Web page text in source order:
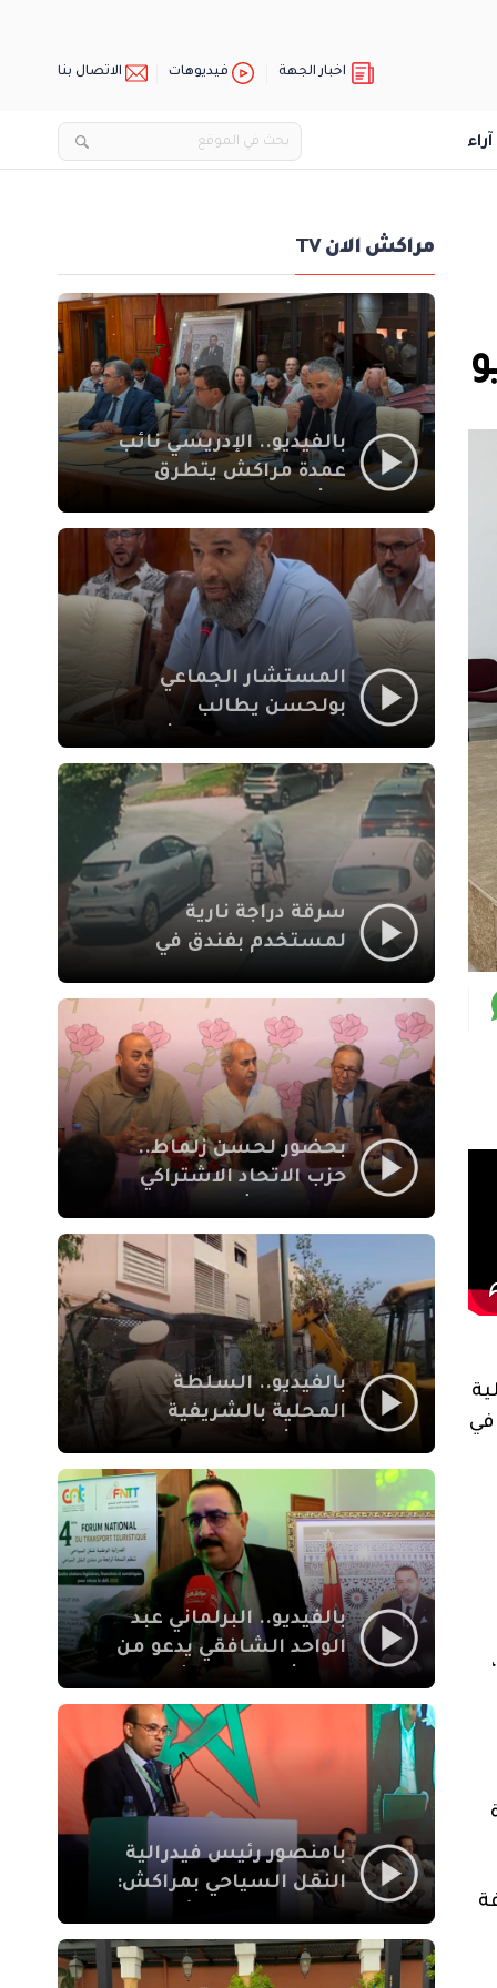
اخبار الجهة فيديوهات الاتصال بنا
آراء
في
مراكش الان TV
بالفيديو.. الإدريسي نائب
عمدة مراكش يتطرق
الاجتماعي في نقل
المحطة الطرقية إلى
العزوزية
المستشار الجماعي
بولحسن يطالب
أشغال شارع علال
الفاسي بمراكش
سرقة دراجة نارية
لمستخدم بفندق في
بمراكش
بحضور لحسن زلماط..
حزب الاتحاد الاشتراكي
مقراً بمقاطعة سيدي
يوسف بن علي مراكش
بالفيديو.. السلطة
المحلية بالشريفية
بنايات غير قانونية بإقامة
الإيمان
بالفيديو.. البرلماني عبد
الواحد الشافقي يدعو من
النقل السياحي لمواكبة
بامنصور رئيس فيدرالية
النقل السياحي بمراكش:
والاصلاح التشريعي
ركيزتان أساسيتان لكسب